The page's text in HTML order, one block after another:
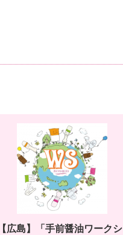
【広島】「手前醤油ワークシ